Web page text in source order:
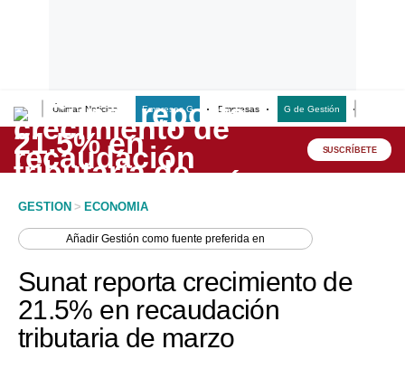
Últimas Noticias Empresas G Empresas G de Gestión
Lo último
Peru Quiosco
Economía
Mercados
SUSCRÍBETE
GESTION > ECONOMIA
AñadirGestión como fuente preferida en
Sunat reporta crecimiento de
21.5% en recaudación
tributaria de marzo